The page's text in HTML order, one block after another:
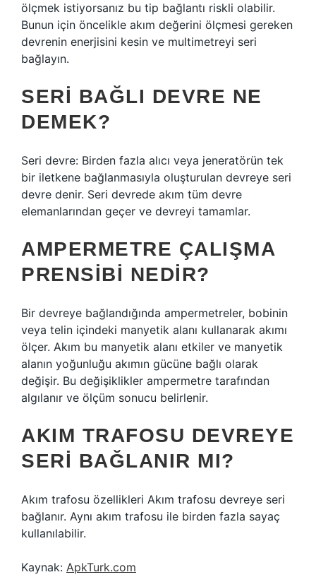
ölçmek istiyorsanız bu tip bağlantı riskli olabilir.
Bunun için öncelikle akım değerini ölçmesi gereken
devrenin enerjisini kesin ve multimetreyi seri
bağlayın.
SERI BAĞLI DEVRE NE
DEMEK?
Seri devre: Birden fazla alıcı veya jeneratörün tek
bir iletkene bağlanmasıyla oluşturulan devreye seri
devre denir. Seri devrede akım tüm devre
elemanlarından geçer ve devreyi tamamlar.
AMPERMETRE ÇALIŞMA
PRENSIBI NEDIR?
Bir devreye bağlandığında ampermetreler, bobinin
veya telin içindeki manyetik alanı kullanarak akımı
ölçer. Akım bu manyetik alanı etkiler ve manyetik
alanın yoğunluğu akımın gücüne bağlı olarak
değişir. Bu değişiklikler ampermetre tarafından
algılanır ve ölçüm sonucu belirlenir.
AKIM TRAFOSU DEVREYE
SERI BAĞLANIR MI?
Akım trafosu özellikleri Akım trafosu devreye seri
bağlanır. Aynı akım trafosu ile birden fazla sayaç
kullanılabilir.
Kaynak: ApkTurk.com